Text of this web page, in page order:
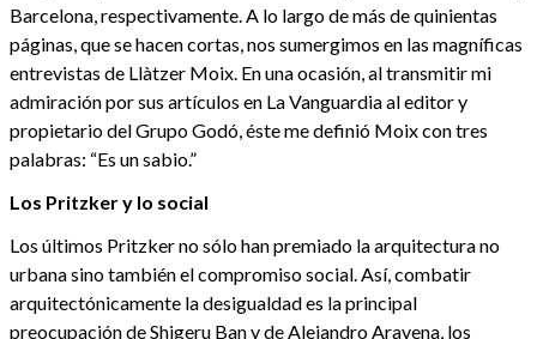
Barcelona, respectivamente. A lo largo de más de quinientas
páginas, que se hacen cortas, nos sumergimos en las magníficas
entrevistas de Llàtzer Moix. En una ocasión, al transmitir mi
admiración por sus artículos en La Vanguardia al editor y
propietario del Grupo Godó, éste me definió Moix con tres
palabras: “Es un sabio.”
Los Pritzker y lo social
Los últimos Pritzker no sólo han premiado la arquitectura no
urbana sino también el compromiso social. Así, combatir
arquitectónicamente la desigualdad es la principal
preocupación de Shigeru Ban y de Alejandro Aravena, los